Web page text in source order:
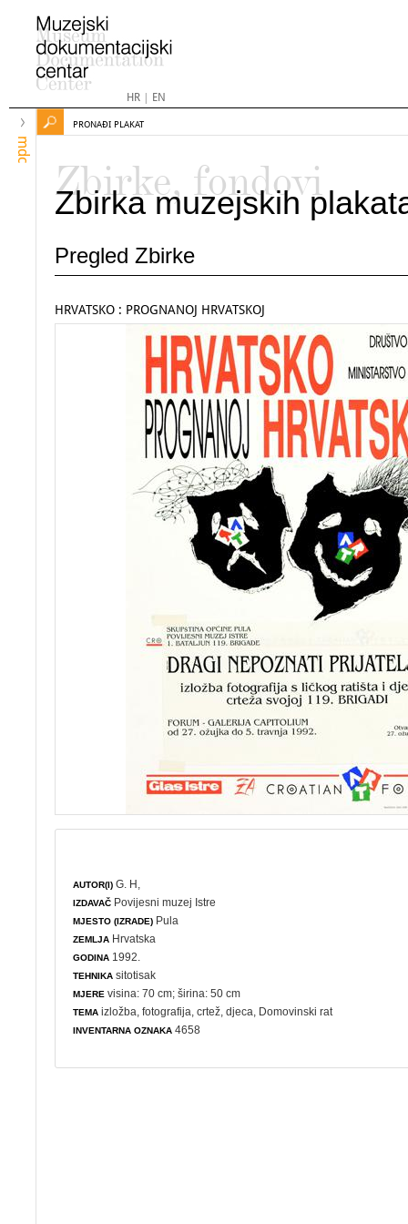
HR| EN
mdc
PRONAĐI PLAKAT
Zbirke, fondovi
Zbirka muzejskih
Pregled Zbirke
HRVATSKO : PROGNANOJ HRVATSKOJ
AUTOR(I) G. H,
IZDAVAČ Povijesni muzej Istre
MJESTO (IZRADE) Pula
ZEMLJA Hrvatska
GODINA 1992.
TEHNIKA sitotisak
MJERE visina: 70 cm; širina: 50 cm
TEMA izložba ,fotografija ,crtež ,djeca Domovinski rat
INVENTARNA OZNAKA 4658